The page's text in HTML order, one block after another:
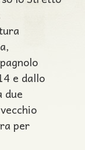
e dallo
due
per